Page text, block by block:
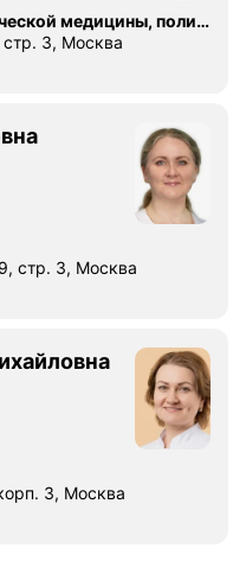
НМИЦ терапии и профилактической медицины, поликлиника
стр. 3, Москва
510 м
стр. 3, Москва
650 м
3, Москва
м